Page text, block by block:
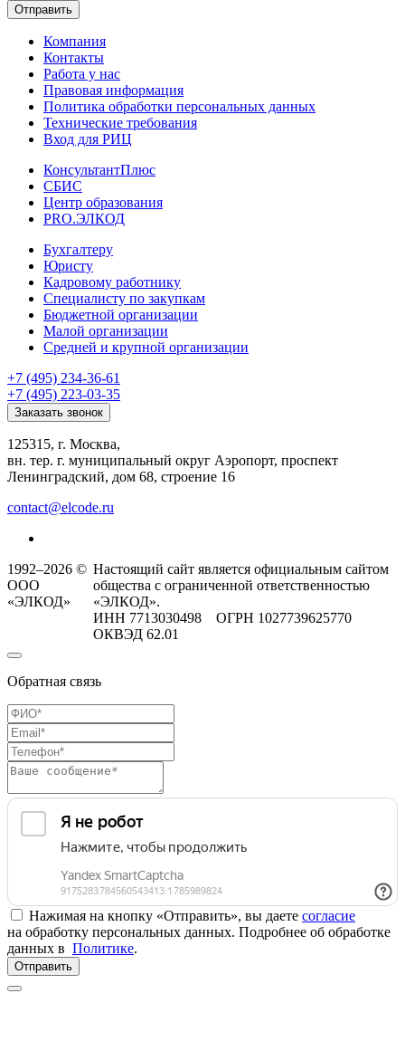
Отправить
Компания
Контакты
Работа у нас
Правовая информация
Политика обработки персональных данных
Технические требования
Вход для РИЦ
КонсультантПлюс
СБИС
Центр образования
PRO.ЭЛКОД
Бухгалтеру
Юристу
Кадровому работнику
Специалисту по закупкам
Бюджетной организации
Малой организации
Средней и крупной организации
+7 (495) 234-36-61
+7 (495) 223-03-35
Заказать звонок
125315, г. Москва,
вн. тер. г. муниципальный округ Аэропорт, проспект
Ленинградский, дом 68, строение 16
contact@elcode.ru
1992–2026 ©
ООО
«ЭЛКОД»
Настоящий сайт является официальным сайтом
общества с ограниченной ответственностью
«ЭЛКОД».
ИНН 7713030498 ОГРН 1027739625770
ОКВЭД 62.01
Обратная связь
Нажимая на кнопку «Отправить», вы даете согласие
на обработку персональных данных. Подробнее об обработке
данных в Политике.
Отправить